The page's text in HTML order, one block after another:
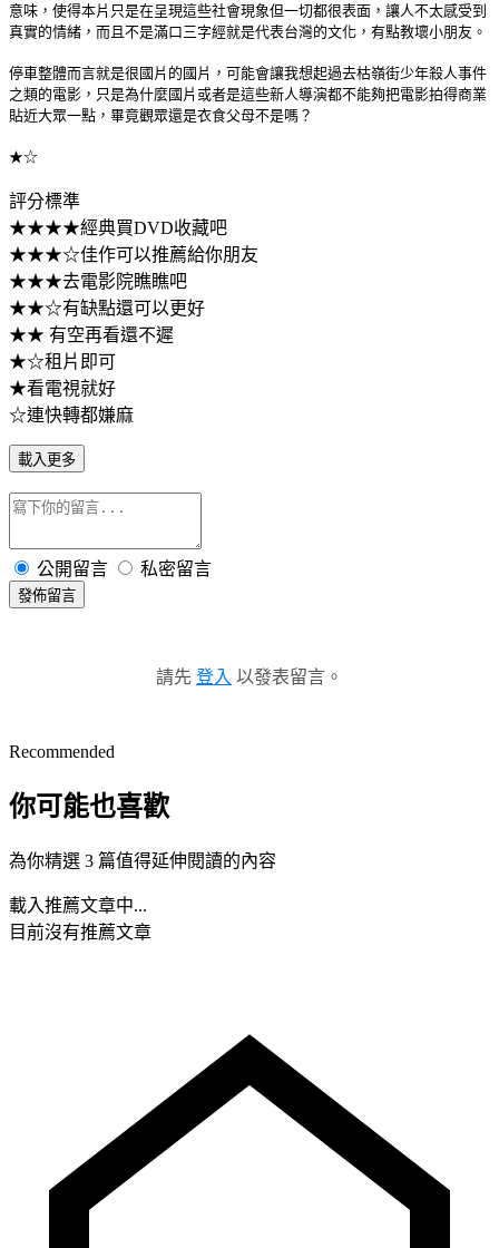
意味，使得本片只是在呈現這些社會現象但一切都很表面，讓人不太感受到
真實的情緒，而且不是滿口三字經就是代表台灣的文化，有點教壞小朋友。
停車整體而言就是很國片的國片，可能會讓我想起過去枯嶺街少年殺人事件
之類的電影，只是為什麼國片或者是這些新人導演都不能夠把電影拍得商業
貼近大眾一點，畢竟觀眾還是衣食父母不是嗎？
★☆
評分標準
★★★★經典買DVD收藏吧
★★★☆佳作可以推薦給你朋友
★★★去電影院瞧瞧吧
★★☆有缺點還可以更好
★★ 有空再看還不遲
★☆租片即可
★看電視就好
☆連快轉都嫌麻
載入更多
公開留言 私密留言
發佈留言
請先 登入 以發表留言。
Recommended
你可能也喜歡
為你精選 3 篇值得延伸閱讀的內容
載入推薦文章中...
目前沒有推薦文章